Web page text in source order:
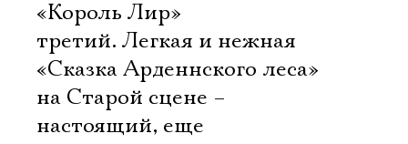
«Король Лир»
третий. Легкая и нежная
«Сказка Арденнского леса»
на Старой сцене –
настоящий, еще